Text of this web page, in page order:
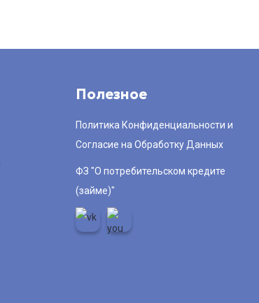
Полезное
Политика Конфиденциальности и
Согласие на Обработку Данных
ФЗ "О потребительском кредите
(займе)"